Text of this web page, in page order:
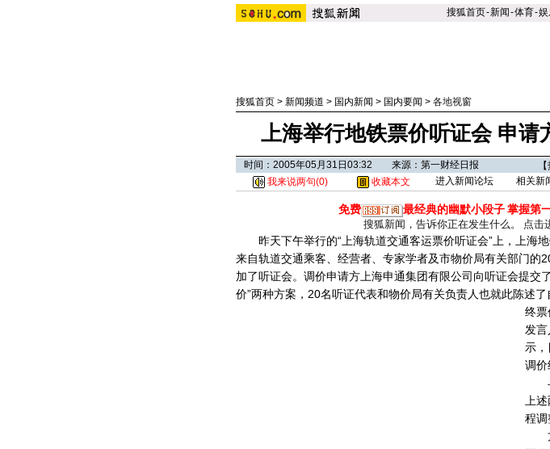
搜狐首页-新闻-体育-
搜狐首页> 新闻频道 > 国内新闻 > 国内要闻 > 各地视窗
上海举行地铁票价听证会 申请
时间：2005年05月31日03:32 来源：第一财经日报 【
我来说两句(0) 收藏本文 进入新闻论坛 相关新
免费 最经典的幽默小段子掌握第
搜狐新闻，告诉你正在发生什么。 点击
昨天下午举行的“上海轨道交通客运票价听证会”上，上海地
来自轨道交通乘客、经营者、专家学者及市物价局有关部门的
加了听证会。调价申请方上海申通集团有限公司向听证会提交
价”两种方案，20名听证代表和物价局有关负责人也就此陈述了
终票
发
示，
调价
与
上
程调
方